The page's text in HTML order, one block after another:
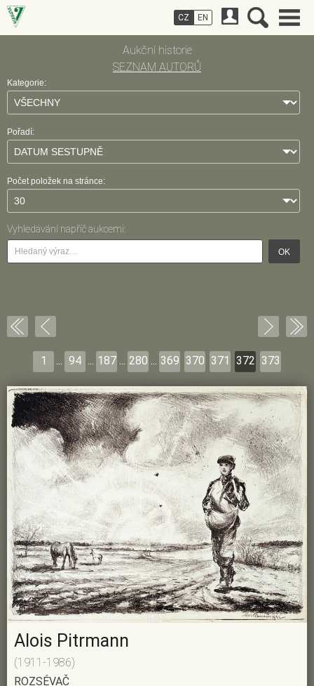
Aukční historie
SEZNAM AUTORŮ
Kategorie:
Pořadí:
Počet položek na stránce:
Vyhledávání napříč aukcemi:
OK
1 ... 94 ... 187 ... 280 ... 369 370 371 372 373
Alois Pitrmann
(1911-1986)
ROZSÉVAČ
CZ EN